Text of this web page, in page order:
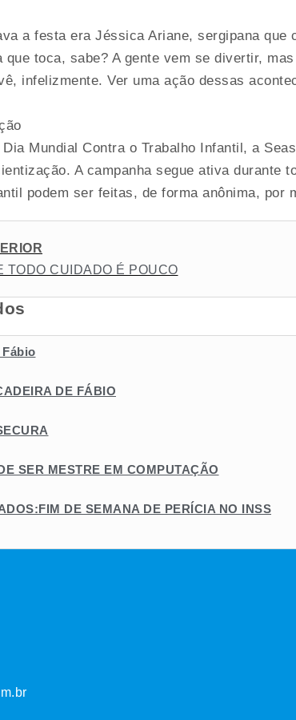
a festa era Jéssica Ariane, sergipana
que toca, sabe? A gente vem se divertir,
infelizmente. Ver uma ação dessas
Mundial Contra o Trabalho Infantil, a
A campanha segue ativa
podem ser feitas, de forma anônima,
TODO CUIDADO É POUCO
DE FÁBIO
SER MESTRE EM COMPUTAÇÃO
DE SEMANA DE PERÍCIA NO INSS